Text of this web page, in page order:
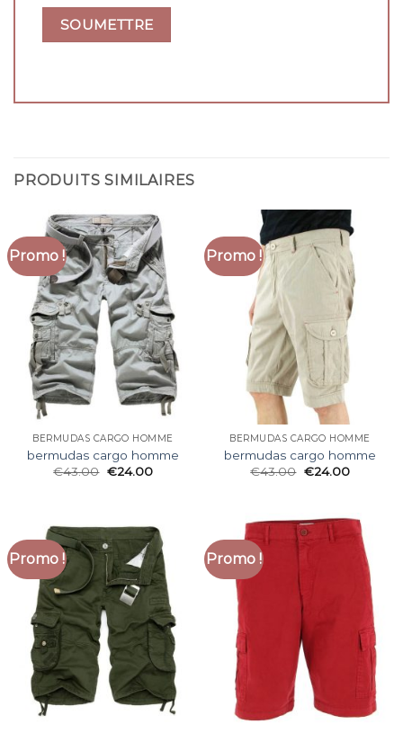
PRODUITS SIMILAIRES
Promo !
BERMUDAS CARGO HOMME
bermudas cargo homme
€43.00 €24.00
Promo !
BERMUDAS CARGO HOMME
bermudas cargo homme
€43.00 €24.00
Promo ! Promo !